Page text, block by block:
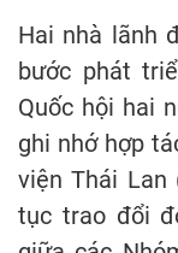
Hai nhà lãnh
bước phát
Quốc hội hai
ghi nhớ hợp
viện Thái Lan
tục trao đổi